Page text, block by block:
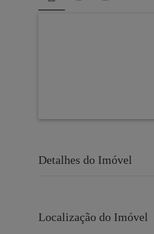
Detalhes do Imóvel
Localização do Imóvel